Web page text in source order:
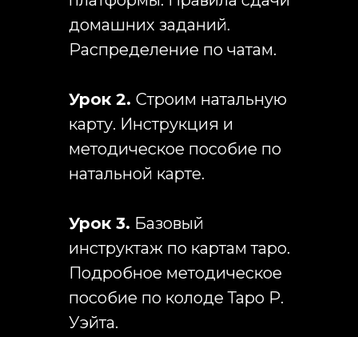
домашних заданий.
Распределение по чатам.
Урок 2. Строим натальную
карту. Инструкция и
методическое пособие по
натальной карте.
Урок 3. Базовый
инструктаж по картам таро.
Подробное методическое
пособие по колоде Таро Р.
Уэйта.